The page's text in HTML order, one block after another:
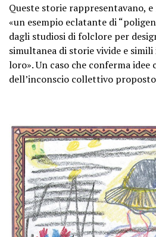
Queste storie rappresentavano,
«un esempio eclatante di
dagli studiosi di folclore per
simultanea di storie vivide e
loro». Un caso che conferma idee
dell’inconscio collettivo proposto